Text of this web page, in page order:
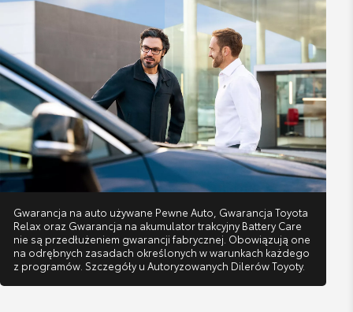
Gwarancja na auto używane Pewne Auto, Gwarancja Toyota
Relax oraz Gwarancja na akumulator trakcyjny Battery Care
nie są przedłużeniem gwarancji fabrycznej. Obowiązują one
na odrębnych zasadach określonych w warunkach każdego
z programów. Szczegóły u Autoryzowanych Dilerów Toyoty.